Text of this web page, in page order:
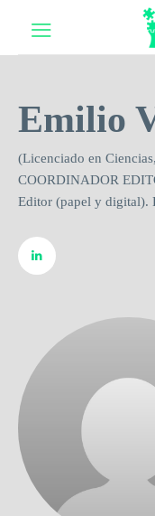
Emilio
(Licenciado en
COORDINADOR
Editor (papel y digital).